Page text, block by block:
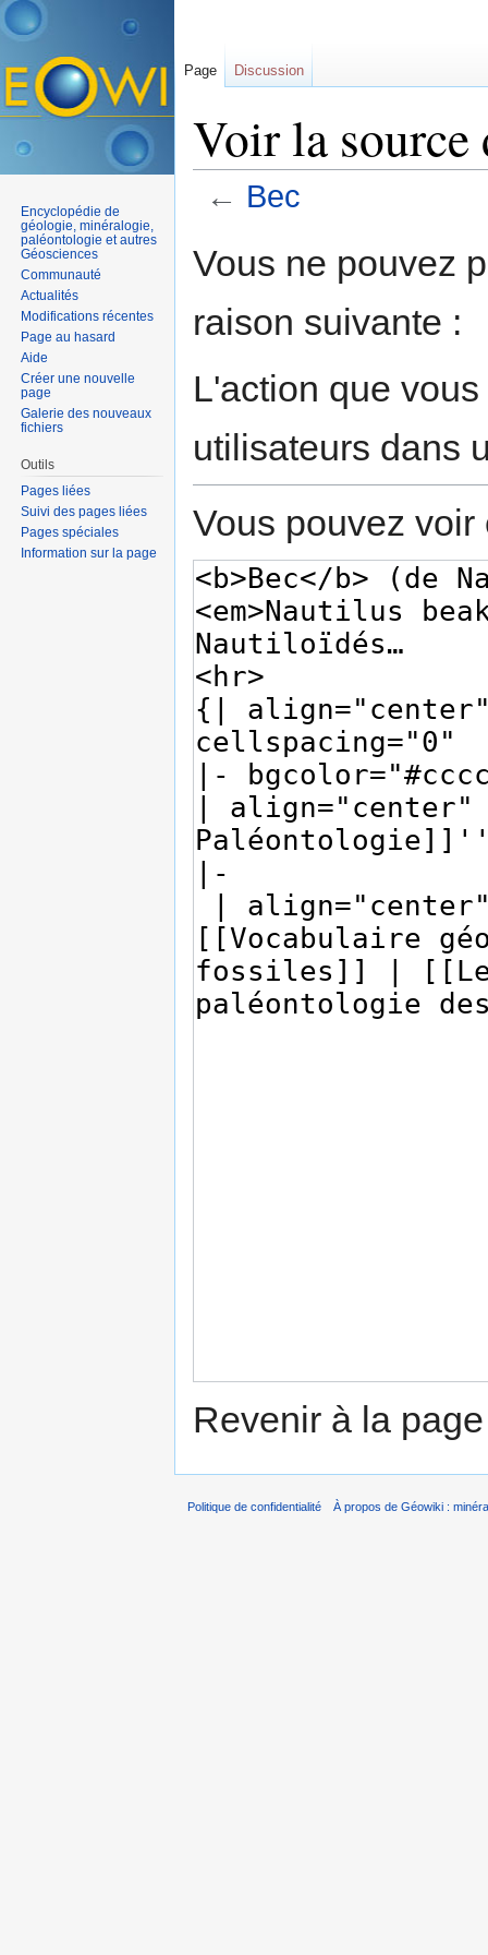
Voir la source
← Bec
Vous ne pouvez
raison suivante :
L'action que
utilisateurs dans
Vous pouvez
Revenir à la
Page Discussion
Encyclopédie de
géologie, minéralogie,
paléontologie et autres
Géosciences
Communauté
Actualités
Modifications récentes
Page au hasard
Aide
Créer une nouvelle
page
Galerie des nouveaux
fichiers
Outils
Pages liées
Suivi des pages liées
Pages spéciales
Information sur la page
Politique de confidentialité À propos de Géowiki :